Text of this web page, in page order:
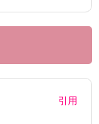
引用